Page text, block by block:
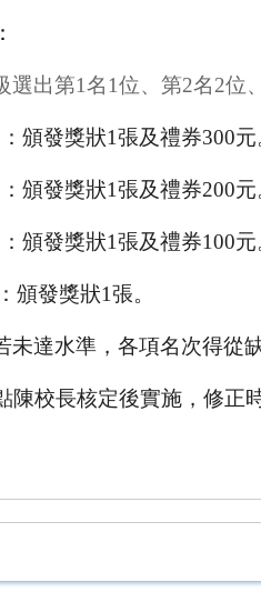
選出第1名1位、第2名2位
頒發獎狀1張及禮券300元
頒發獎狀1張及禮券200元
頒發獎狀1張及禮券100元
頒發獎狀1張。
未達水準，各項名次得從
陳校長核定後實施，修正